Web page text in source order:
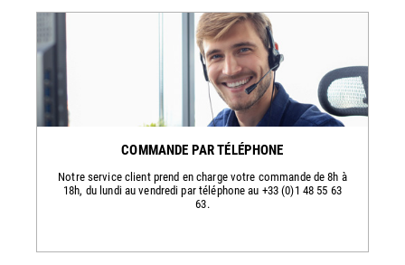
COMMANDE PAR TÉLÉPHONE
Notre service client prend en charge votre commande de 8h à
18h, du lundi au vendredi par téléphone au +33 (0)1 48 55 63
63.